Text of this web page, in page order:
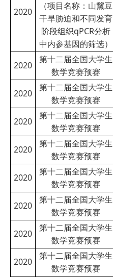
2020
（项目名称：山黧豆
干旱胁迫和不同发育
阶段组织qPCR分析
中内参基因的筛选）
2020
第十二届全国大学生
数学竞赛预赛
2020
第十二届全国大学生
数学竞赛预赛
2020
第十二届全国大学生
数学竞赛预赛
2020
第十二届全国大学生
数学竞赛预赛
2020
第十二届全国大学生
数学竞赛预赛
2020
第十二届全国大学生
数学竞赛预赛
2020
第十二届全国大学生
数学竞赛预赛
2020
第十二届全国大学生
数学竞赛预赛